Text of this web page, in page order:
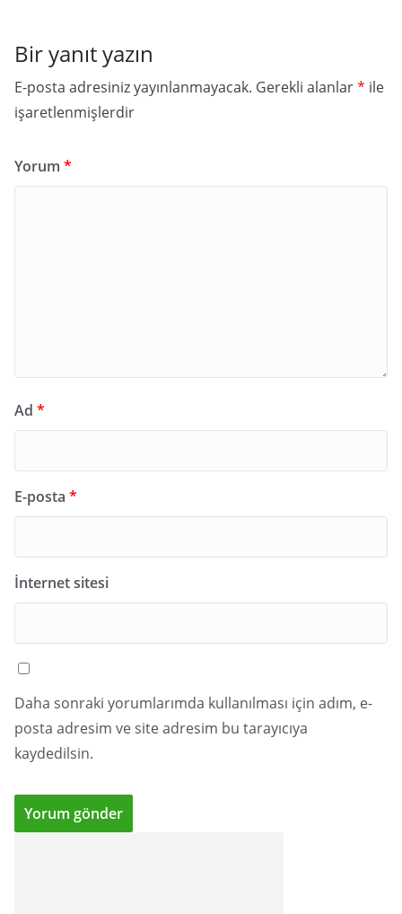
Bir yanıt yazın
E-posta adresiniz yayınlanmayacak. Gerekli alanlar* ile
işaretlenmişlerdir
Yorum *
Ad *
E-posta *
İnternet sitesi
Daha sonraki yorumlarımda kullanılması için adım, e-
posta adresim ve site adresim bu tarayıcıya
kaydedilsin.